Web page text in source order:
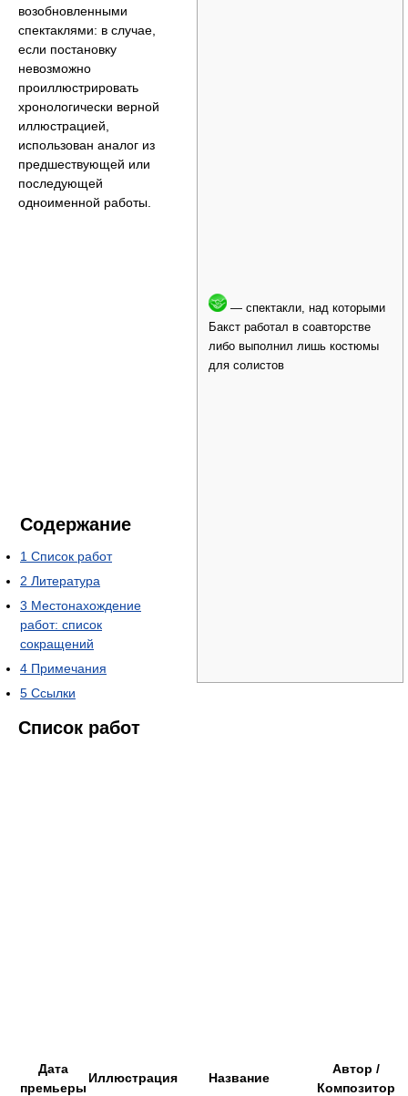
— спектакли, над которыми
Бакст работал в соавторстве
либо выполнил лишь костюмы
для солистов
возобновленными
спектаклями: в случае,
если постановку
невозможно
проиллюстрировать
хронологически верной
иллюстрацией,
использован аналог из
предшествующей или
последующей
одноименной работы.
Содержание
1 Список работ
2 Литература
3 Местонахождение
работ: список
сокращений
4 Примечания
5 Ссылки
Список работ
Дата
премьеры
Иллюстрация Название
Автор /
Композитор